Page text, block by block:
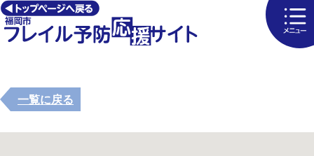
一覧に戻る